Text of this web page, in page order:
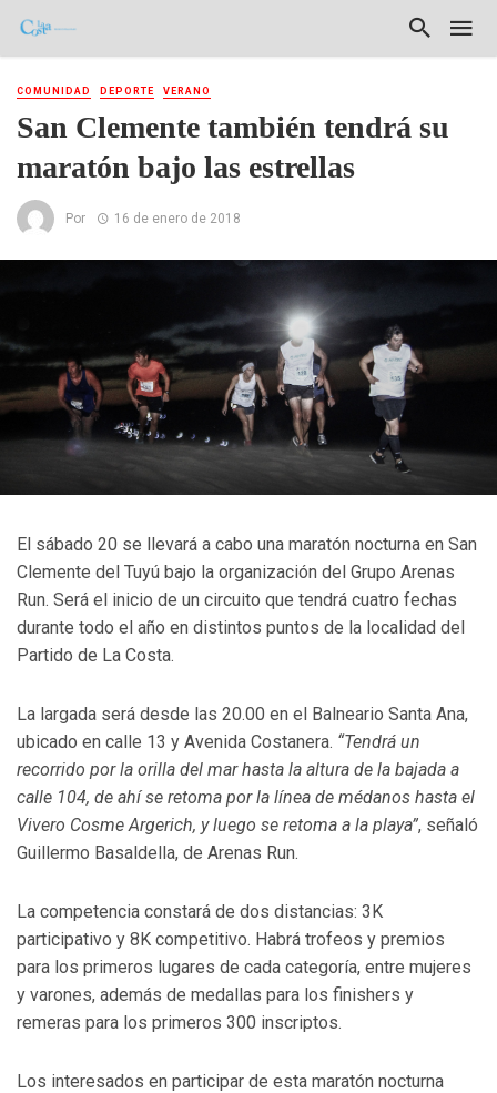
COMUNIDAD DEPORTE VERANO
San Clemente también tendrá su
maratón bajo las estrellas
Por 16 de enero de 2018
El sábado 20 se llevará a cabo una maratón nocturna en San
Clemente del Tuyú bajo la organización del Grupo Arenas
Run. Será el inicio de un circuito que tendrá cuatro fechas
durante todo el año en distintos puntos de la localidad del
Partido de La Costa.
La largada será desde las 20.00 en el Balneario Santa Ana,
ubicado en calle 13 y Avenida Costanera. “Tendrá un
recorrido por la orilla del mar hasta la altura de la bajada a
calle 104, de ahí se retoma por la línea de médanos hasta el
Vivero Cosme Argerich, y luego se retoma a la playa”, señaló
Guillermo Basaldella, de Arenas Run.
La competencia constará de dos distancias: 3K
participativo y 8K competitivo. Habrá trofeos y premios
para los primeros lugares de cada categoría, entre mujeres
y varones, además de medallas para los finishers y
remeras para los primeros 300 inscriptos.
Los interesados en participar de esta maratón nocturna